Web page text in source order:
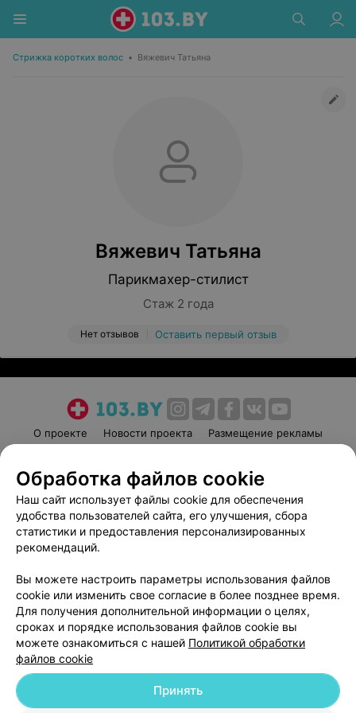
Стрижка коротких волос • Вяжевич Татьяна
Вяжевич Татьяна
Парикмахер-стилист
Стаж 2 года
Нет отзывов Оставить первый отзыв
О проекте Новости проекта
Размещение рекламы
Пользовательское соглашение
Способы оплаты
Вакансии
Партнеры
Написать руководителю 103.by
Обработка персональных данных
© 2026 ООО «Артокс Лаб», УНП 191700409
| 220012, Республика Беларусь,
Обработка файлов cookie
Наш сайт использует файлы cookie для обеспечения
удобства пользователей сайта, его улучшения, сбора
статистики и предоставления персонализированных
рекомендаций.
Вы можете настроить параметры использования файлов
cookie или изменить свое согласие в более позднее время.
Для получения дополнительной информации о целях,
сроках и порядке использования файлов cookie вы
можете ознакомиться с нашей Политикой обработки
файлов cookie
Принять